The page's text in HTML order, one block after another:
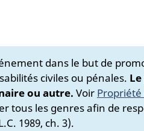
dans le but de
civiles ou pénales.
ou autre. Voir
tous les genres afin de
1989, ch. 3).